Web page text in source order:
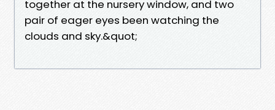
together at the nursery window, and two
pair of eager eyes been watching the
clouds and sky.&quot;